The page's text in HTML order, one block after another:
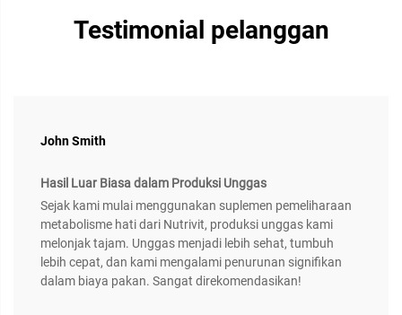
Testimonial pelanggan
John Smith
Hasil Luar Biasa dalam Produksi Unggas
Sejak kami mulai menggunakan suplemen pemeliharaan
metabolisme hati dari Nutrivit, produksi unggas kami
melonjak tajam. Unggas menjadi lebih sehat, tumbuh
lebih cepat, dan kami mengalami penurunan signifikan
dalam biaya pakan. Sangat direkomendasikan!